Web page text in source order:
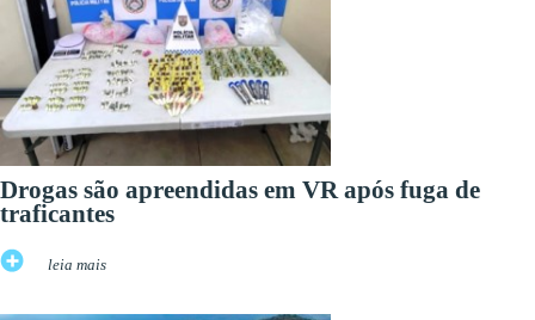
Drogas são apreendidas em VR após fuga de
traficantes
leia mais